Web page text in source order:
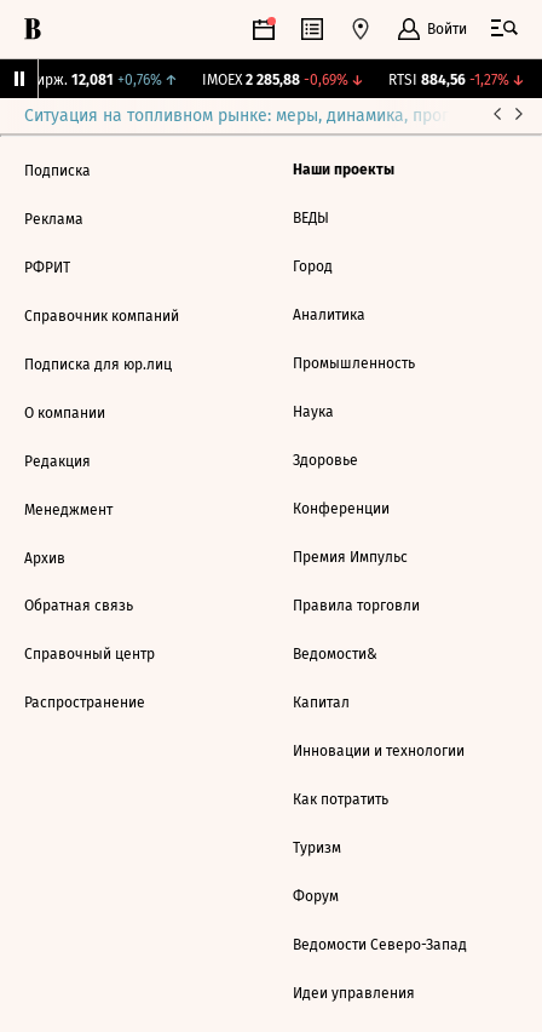
Войти
Бирж. 12,081 +0,76%↑ IMOEX 2 285,88 -0,69%↓ RTSI 884,56 -1,27%↓
Ситуация на топливном рынке: меры, динамика, прогнозы
Подписка
Реклама
РФРИТ
Справочник компаний
Подписка для юр.лиц
О компании
Редакция
Менеджмент
Архив
Обратная связь
Справочный центр
Распространение
Наши проекты
ВЕДЫ
Город
Аналитика
Промышленность
Наука
Здоровье
Конференции
Премия Импульс
Правила торговли
Ведомости&
Капитал
Инновации и технологии
Как потратить
Туризм
Форум
Ведомости Северо-Запад
Идеи управления